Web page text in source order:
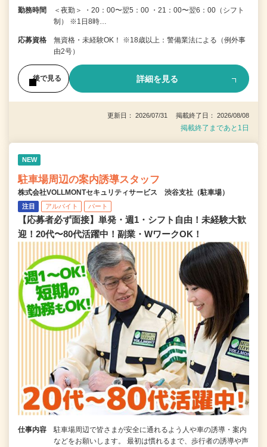
勤務時間
＜夜勤＞ ・20：00〜翌5：00 ・21：00〜翌6：00（シフト
制） ※1日8時…
応募資格
無資格・未経験OK！ ※18歳以上：警備業法による（例外事
由2号）
後で見る 詳細を見る
更新日： 2026/07/31 掲載終了日： 2026/08/08
掲載終了まであと1日
NEW
駐車場周辺の案内誘導スタッフ
株式会社VOLLMONTセキュリティサービス 渋谷支社（駐車場）
注目 アルバイト パート
【応募者必ず面接】単発・週1・シフト自由！未経験大歓
迎！20代〜80代活躍中！副業・WワークOK！
仕事内容
駐車場周辺で皆さまが安全に通れるよう人や車の誘導・案内
などをお願いします。 最初は慣れるまで、歩行者の誘導や声